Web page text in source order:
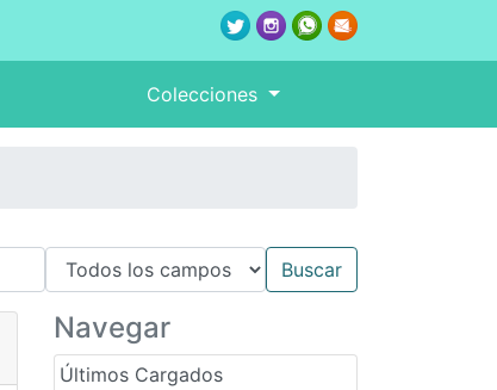
Colecciones
Navegar
Últimos Cargados